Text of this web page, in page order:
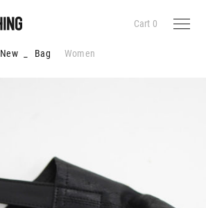
Cart 0
New Bag Women